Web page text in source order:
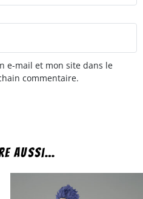
e-mail et mon site dans le
commentaire.
aussi…